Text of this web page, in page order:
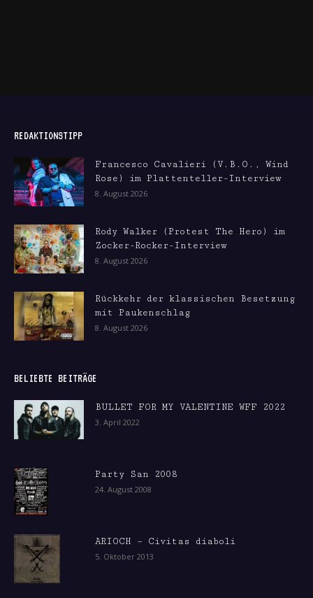
REDAKTIONSTIPP
Francesco Cavalieri (V.B.O., Wind
Rose) im Plattenteller-Interview
8. August 2026
Rody Walker (Protest The Hero) im
Zocker-Rocker-Interview
8. August 2026
Rückkehr der klassischen Besetzung
mit Paukenschlag
8. August 2026
BELIEBTE BEITRÄGE
BULLET FOR MY VALENTINE WFF 2022
3. April 2022
Party San 2008
24. August 2008
ARIOCH – Civitas diaboli
5. Oktober 2013